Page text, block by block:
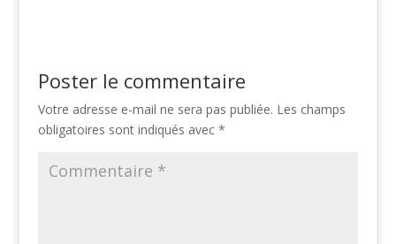
Poster le commentaire
Votre adresse e-mail ne sera pas publiée. Les champs
obligatoires sont indiqués avec *